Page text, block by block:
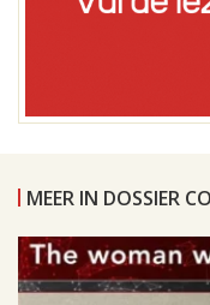
MEER IN DOSSIER